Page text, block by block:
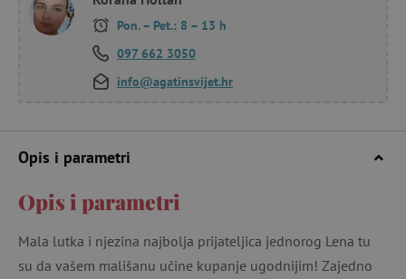
Pon. – Pet.: 8 – 13 h
097 662 3050
info@agatinsvijet.hr
Opis i parametri
Opis i parametri
Mala lutka i njezina najbolja prijateljica jednorog Lena tu
su da vašem mališanu učine kupanje ugodnijim! Zajedno